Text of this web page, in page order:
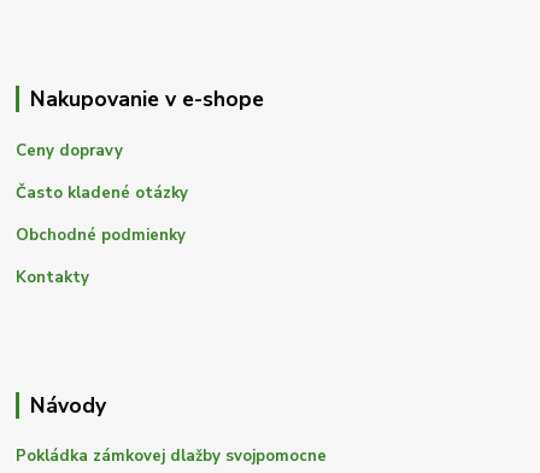
Nakupovanie v e-shope
Ceny dopravy
Často kladené otázky
Obchodné podmienky
Kontakty
Návody
Pokládka zámkovej dlažby svojpomocne